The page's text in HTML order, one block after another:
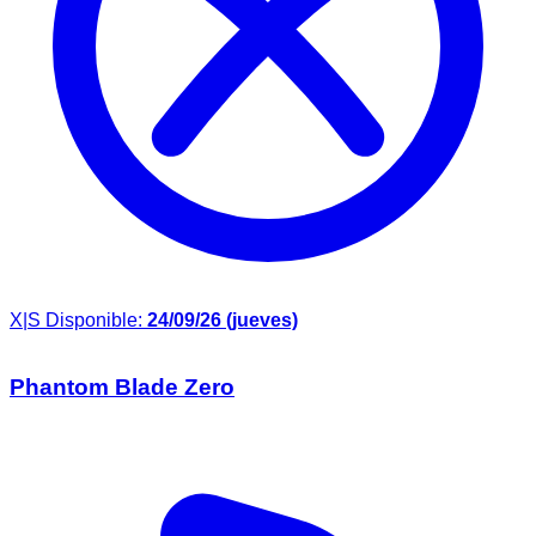
X|S Disponible: 24/09/26 (jueves)
Phantom Blade Zero